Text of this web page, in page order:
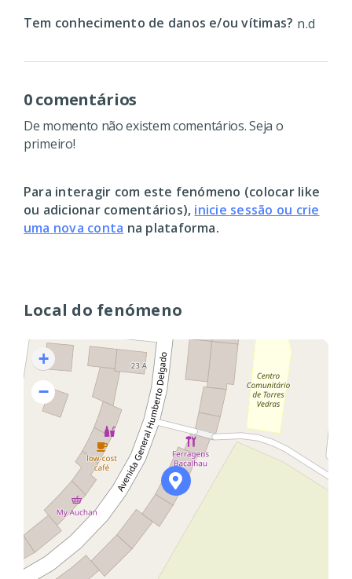
Local do fenómeno
+
−
Tem conhecimento de danos e/ou vítimas? n.d
0 comentários
De momento não existem comentários. Seja o
primeiro!
Para interagir com este fenómeno (colocar like
ou adicionar comentários), inicie sessão ou crie
uma nova conta na plataforma.